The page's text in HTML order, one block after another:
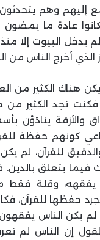
إليهم وهم
عادة ما
لم يدخل البيوت إلا
الذي أخرج الناس من
هناك الكثير من
تجد الكثير من
والأزقة ينادَوْن
كونهم حفظة
للقرآن، لم
فيما يتعلق بالدين.
يفقهه، وقلة فقط
حفظها للقرآن،
لم يكن الناس
إن الناس لم